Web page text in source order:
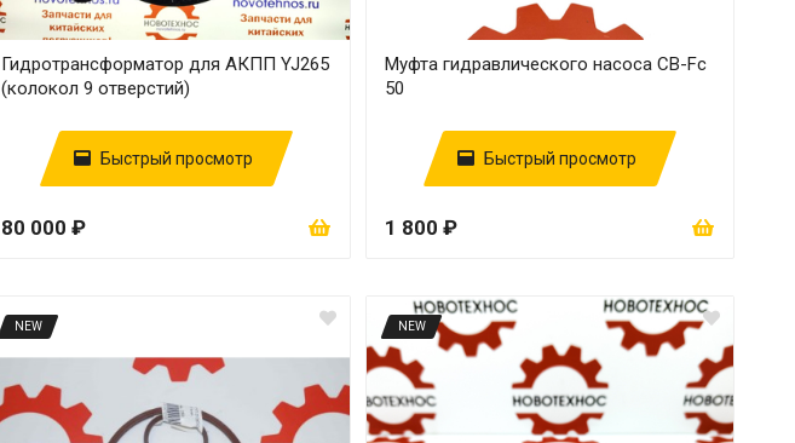
Гидротрансформатор для АКПП YJ265
(колокол 9 отверстий)
Быстрый просмотр
80 000 ₽
Муфта гидравлического насоса CB-Fc
50
Быстрый просмотр
1 800 ₽
NEW NEW